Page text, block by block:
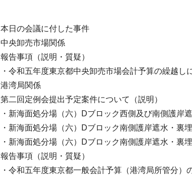
本日の会議に付した事件
中央卸売市場関係
報告事項（説明・質疑）
・令和五年度東京都中央卸売市場会計予算の繰越し
港湾局関係
第二回定例会提出予定案件について（説明）
・新海面処分場（六）Dブロック西側及び南側護岸
・新海面処分場（六）Dブロック南側護岸遮水・裏
・新海面処分場（六）Dブロック南側護岸遮水・裏
報告事項（説明・質疑）
・令和五年度東京都一般会計予算（港湾局所管分）